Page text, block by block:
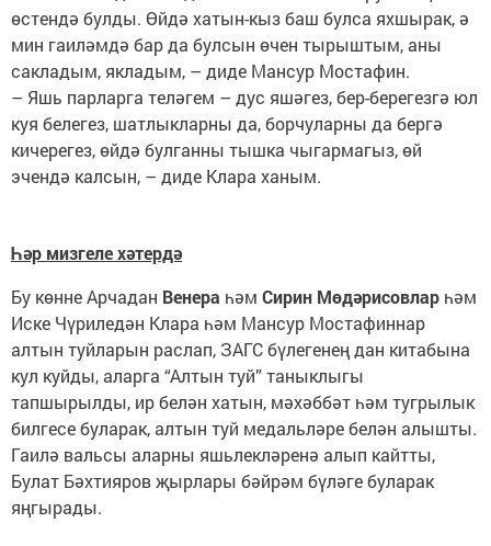
өстендә булды. Өйдә хатын-кыз баш булса яхшырак, ә
мин гаиләмдә бар да булсын өчен тырыштым, аны
сакладым, якладым, – диде Мансур Мостафин.
– Яшь парларга теләгем – дус яшәгез, бер-берегезгә юл
куя белегез, шатлыкларны да, борчуларны да бергә
кичерегез, өйдә булганны тышка чыгармагыз, өй
эчендә калсын, – диде Клара ханым.
Һәр мизгеле хәтердә
Бу көнне Арчадан Венера һәм Сирин Мөдәрисовлар һәм
Иске Чүриледән Клара һәм Мансур Мостафиннар
алтын туйларын раслап, ЗАГС бүлегенең дан китабына
кул куйды, аларга “Алтын туй” таныклыгы
тапшырылды, ир белән хатын, мәхәббәт һәм тугрылык
билгесе буларак, алтын туй медальләре белән алышты.
Гаилә вальсы аларны яшьлекләренә алып кайтты,
Булат Бәхтияров җырлары бәйрәм бүләге буларак
яңгырады.